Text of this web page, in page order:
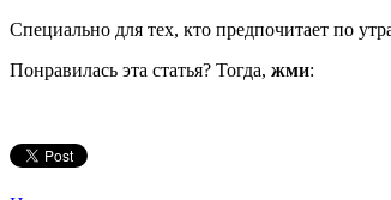
Специально для тех, кто предпочитает по
Понравилась эта статья? Тогда, жми: